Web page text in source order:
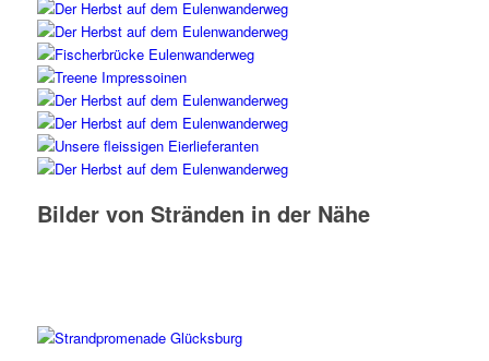
Bilder von Stränden in der Nähe